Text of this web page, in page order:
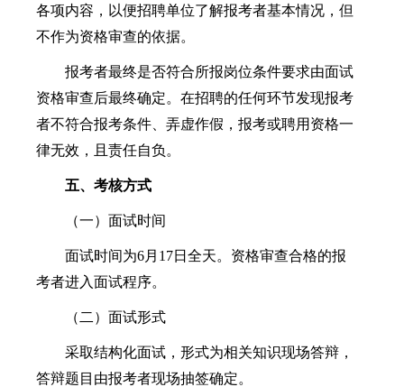
各项内容，以便招聘单位了解报考者基本情况，但
不作为资格审查的依据。
报考者最终是否符合所报岗位条件要求由面试
资格审查后最终确定。在招聘的任何环节发现报考
者不符合报考条件、弄虚作假，报考或聘用资格一
律无效，且责任自负。
五、考核方式
（一）面试时间
面试时间为6月17日全天。资格审查合格的报
考者进入面试程序。
（二）面试形式
采取结构化面试，形式为相关知识现场答辩，
答辩题目由报考者现场抽签确定。